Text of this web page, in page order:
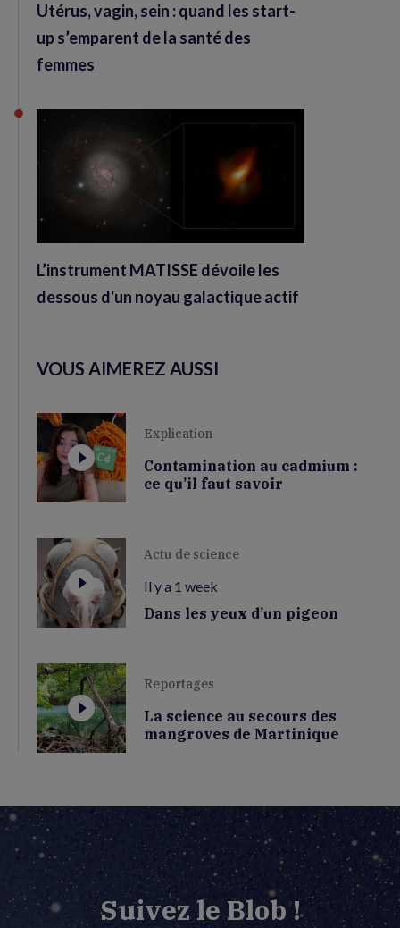
Utérus, vagin, sein : quand les start-
up s’emparent de la santé des
femmes
L’instrument MATISSE dévoile les
dessous d'un noyau galactique actif
VOUS AIMEREZ AUSSI
Explication
Contamination au cadmium :
ce qu’il faut savoir
Actu de science
Il y a 1 week
Dans les yeux d’un pigeon
Reportages
La science au secours des
mangroves de Martinique
Suivez le Blob !